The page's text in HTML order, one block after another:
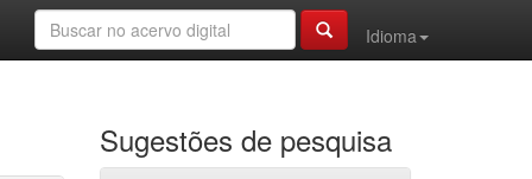
Idioma
Sugestões de pesquisa